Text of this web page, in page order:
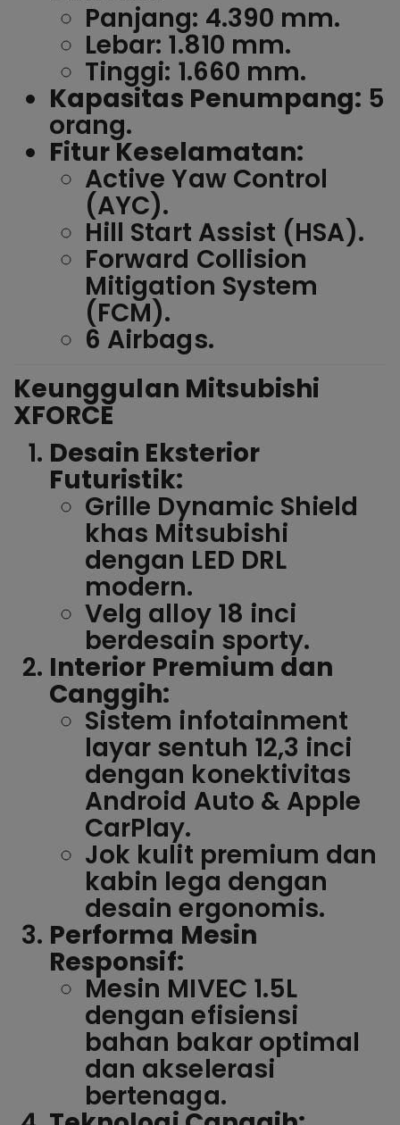
Panjang: 4.390 mm.
Lebar: 1.810 mm.
Tinggi: 1.660 mm.
Kapasitas Penumpang: 5
orang.
Fitur Keselamatan:
Active Yaw Control
(AYC).
Hill Start Assist (HSA).
Forward Collision
Mitigation System
(FCM).
6 Airbags.
Keunggulan Mitsubishi
XFORCE
Desain Eksterior
Futuristik:
Grille Dynamic Shield
khas Mitsubishi
dengan LED DRL
modern.
Velg alloy 18 inci
berdesain sporty.
Interior Premium dan
Canggih:
Sistem infotainment
layar sentuh 12,3 inci
dengan konektivitas
Android Auto & Apple
CarPlay.
Jok kulit premium dan
kabin lega dengan
desain ergonomis.
Performa Mesin
Responsif:
Mesin MIVEC 1.5L
dengan efisiensi
bahan bakar optimal
dan akselerasi
bertenaga.